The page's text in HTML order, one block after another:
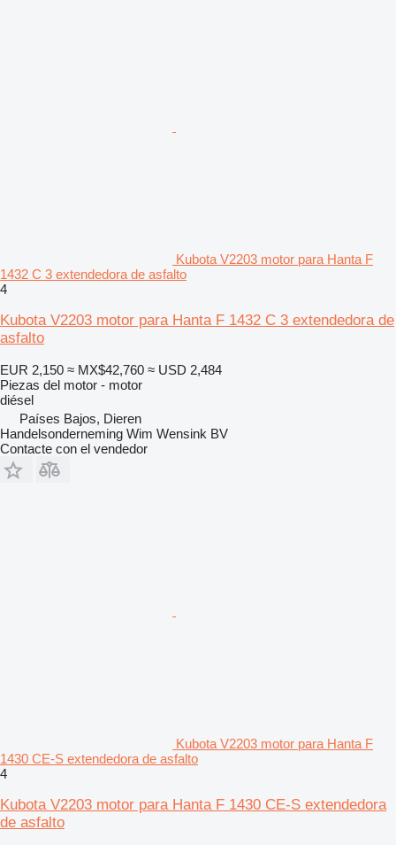
Kubota V2203 motor para Hanta F
1432 C 3 extendedora de asfalto
4
Kubota V2203 motor para Hanta F 1432 C 3 extendedora de
asfalto
EUR 2,150 ≈ MX$42,760 ≈ USD 2,484
Piezas del motor - motor
diésel
Países Bajos, Dieren
Handelsonderneming Wim Wensink BV
Contacte con el vendedor
Kubota V2203 motor para Hanta F
1430 CE-S extendedora de asfalto
4
Kubota V2203 motor para Hanta F 1430 CE-S extendedora
de asfalto